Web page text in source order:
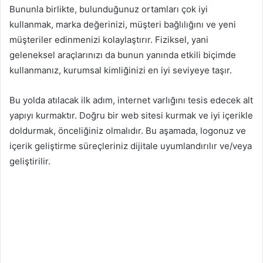
Bununla birlikte, bulunduğunuz ortamları çok iyi
kullanmak, marka değerinizi, müşteri bağlılığını ve yeni
müşteriler edinmenizi kolaylaştırır. Fiziksel, yani
geleneksel araçlarınızı da bunun yanında etkili biçimde
kullanmanız, kurumsal kimliğinizi en iyi seviyeye taşır.
Bu yolda atılacak ilk adım, internet varlığını tesis edecek alt
yapıyı kurmaktır. Doğru bir web sitesi kurmak ve iyi içerikle
doldurmak, önceliğiniz olmalıdır. Bu aşamada, logonuz ve
içerik geliştirme süreçleriniz dijitale uyumlandırılır ve/veya
geliştirilir.